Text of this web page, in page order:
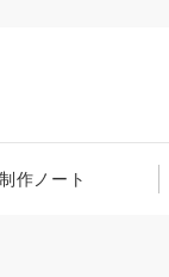
制作ノート